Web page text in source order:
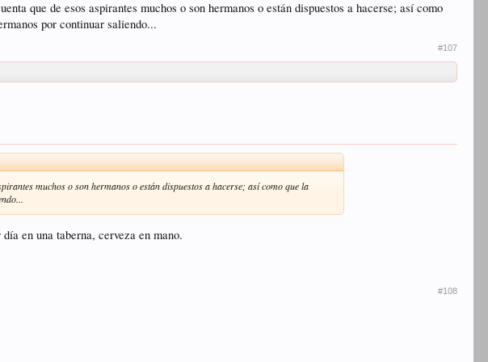
que de esos aspirantes muchos o son hermanos o están dispuestos a hacerse; así como
por continuar saliendo...
#107
muchos o son hermanos o están dispuestos a hacerse; así como que la
en una taberna, cerveza en mano.
#108